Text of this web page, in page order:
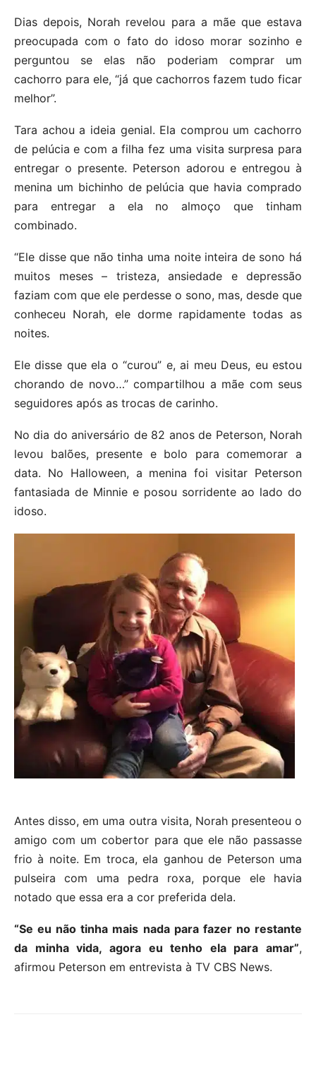
Dias depois, Norah revelou para a mãe que estava
preocupada com o fato do idoso morar sozinho e
perguntou se elas não poderiam comprar um
cachorro para ele, “já que cachorros fazem tudo ficar
melhor”.
Tara achou a ideia genial. Ela comprou um cachorro
de pelúcia e com a filha fez uma visita surpresa para
entregar o presente. Peterson adorou e entregou à
menina um bichinho de pelúcia que havia comprado
para entregar a ela no almoço que tinham
combinado.
“Ele disse que não tinha uma noite inteira de sono há
muitos meses – tristeza, ansiedade e depressão
faziam com que ele perdesse o sono, mas, desde que
conheceu Norah, ele dorme rapidamente todas as
noites.
Ele disse que ela o “curou” e, ai meu Deus, eu estou
chorando de novo…” compartilhou a mãe com seus
seguidores após as trocas de carinho.
No dia do aniversário de 82 anos de Peterson, Norah
levou balões, presente e bolo para comemorar a
data. No Halloween, a menina foi visitar Peterson
fantasiada de Minnie e posou sorridente ao lado do
idoso.
Antes disso, em uma outra visita, Norah presenteou o
amigo com um cobertor para que ele não passasse
frio à noite. Em troca, ela ganhou de Peterson uma
pulseira com uma pedra roxa, porque ele havia
notado que essa era a cor preferida dela.
“Se eu não tinha mais nada para fazer no restante
da minha vida, agora eu tenho ela para amar”,
afirmou Peterson em entrevista à TV CBS News.